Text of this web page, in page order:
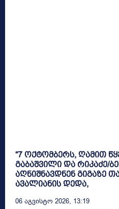
“7 ოქტომბერს, ღამით
გაბაშვილი და რიკაძე/
აღნიშნავდნენ გიგაზე
ავალიანის დედა,
06 Აგვისტო 2026, 13:19